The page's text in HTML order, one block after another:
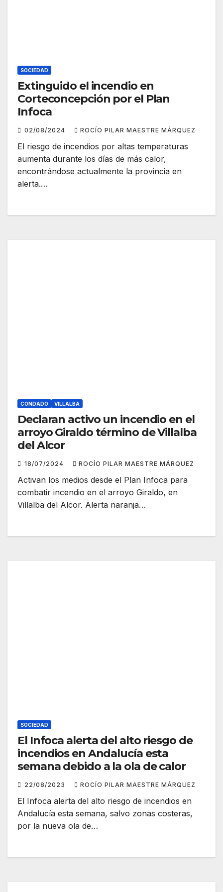
SOCIEDAD
Extinguido el incendio en
Corteconcepción por el Plan
Infoca
02/08/2024 ROCÍO PILAR MAESTRE MÁRQUEZ
El riesgo de incendios por altas temperaturas
aumenta durante los días de más calor,
encontrándose actualmente la provincia en
alerta.…
CONDADO VILLALBA
Declaran activo un incendio en el
arroyo Giraldo término de Villalba
del Alcor
18/07/2024 ROCÍO PILAR MAESTRE MÁRQUEZ
Activan los medios desde el Plan Infoca para
combatir incendio en el arroyo Giraldo, en
Villalba del Alcor. Alerta naranja…
SOCIEDAD
El Infoca alerta del alto riesgo de
incendios en Andalucía esta
semana debido a la ola de calor
22/08/2023 ROCÍO PILAR MAESTRE MÁRQUEZ
El Infoca alerta del alto riesgo de incendios en
Andalucía esta semana, salvo zonas costeras,
por la nueva ola de…